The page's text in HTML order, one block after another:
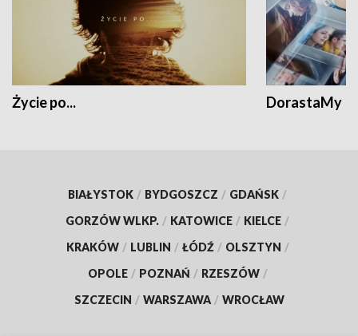
Życie po... DorastaMy
BIAŁYSTOK / BYDGOSZCZ / GDAŃSK /
GORZÓW WLKP. / KATOWICE / KIELCE /
KRAKÓW / LUBLIN / ŁÓDŹ / OLSZTYN /
OPOLE / POZNAŃ / RZESZÓW /
SZCZECIN / WARSZAWA / WROCŁAW